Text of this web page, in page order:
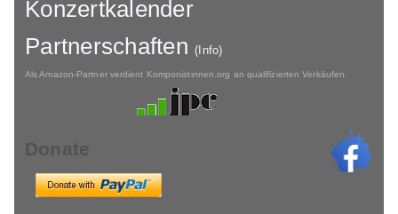
Konzertkalender
Partnerschaften(Info)
Als Amazon-Partner verdient Komponistinnen.org an qualifizierten Verkäufen.
Donate